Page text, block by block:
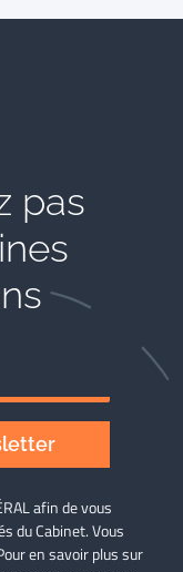
pas
afin de vous
du Cabinet. Vous
en savoir plus sur